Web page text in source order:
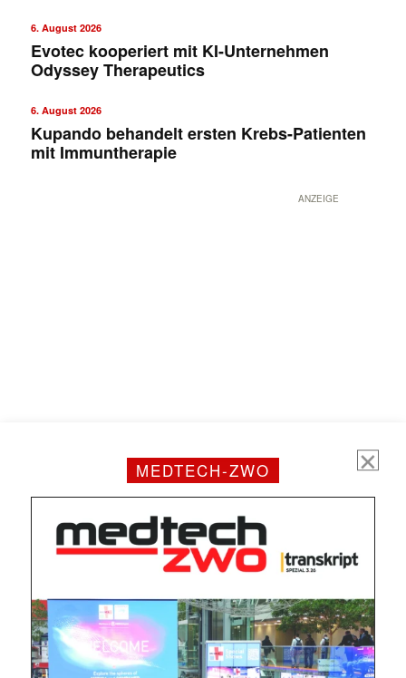
Mit dem |transkript-Newsletter
jede Woche aktuell informiert.
6. August 2026
Evotec kooperiert mit KI-Unternehmen
Odyssey Therapeutics
6. August 2026
Kupando behandelt ersten Krebs-Patienten
mit Immuntherapie
ANZEIGE
MEDTECH-ZWO